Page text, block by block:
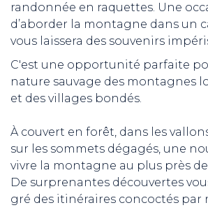
randonnée en raquettes. Une
d’aborder la montagne dans un
vous laissera des souvenirs
C'est une opportunité parfaite
nature sauvage des montagnes
et des villages bondés.
À couvert en forêt, dans les
sur les sommets dégagés, une
vivre la montagne au plus près
De surprenantes découvertes
gré des itinéraires concoctés par